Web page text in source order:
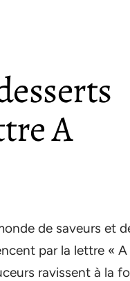
A
de saveurs et
par la lettre «
ravissent à la